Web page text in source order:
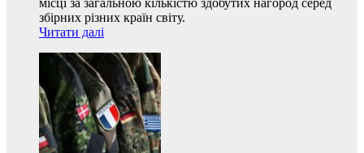
збірних різних країн світу.
Читати далі